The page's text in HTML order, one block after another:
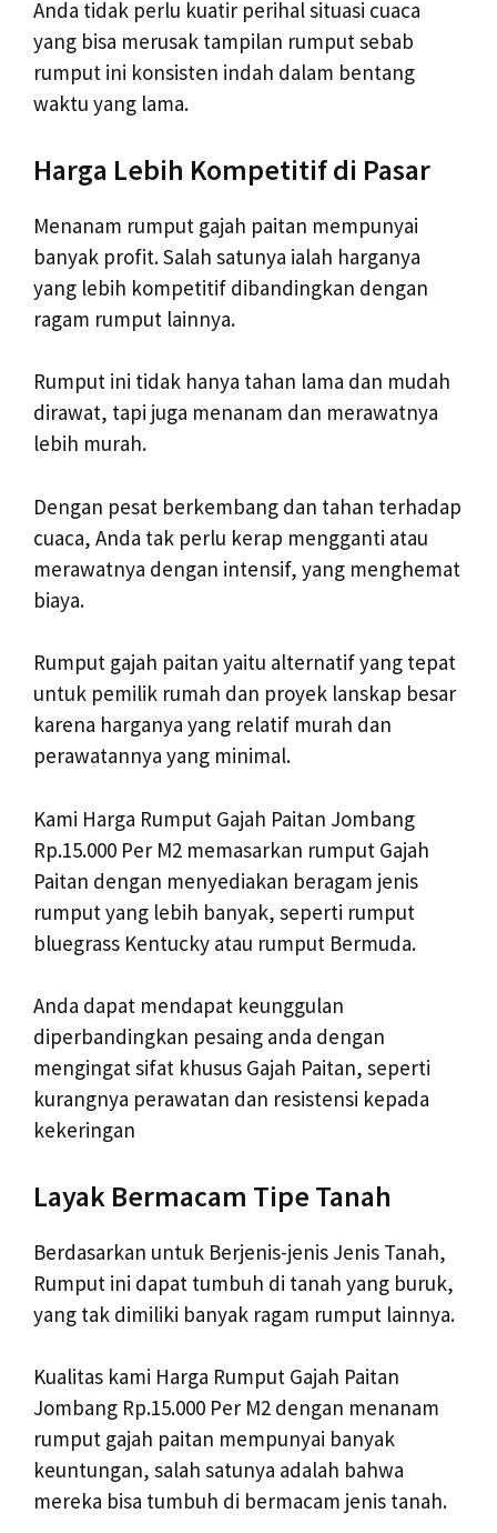
Anda tidak perlu kuatir perihal situasi cuaca
yang bisa merusak tampilan rumput sebab
rumput ini konsisten indah dalam bentang
waktu yang lama.
Harga Lebih Kompetitif di Pasar
Menanam rumput gajah paitan mempunyai
banyak profit. Salah satunya ialah harganya
yang lebih kompetitif dibandingkan dengan
ragam rumput lainnya.
Rumput ini tidak hanya tahan lama dan mudah
dirawat, tapi juga menanam dan merawatnya
lebih murah.
Dengan pesat berkembang dan tahan terhadap
cuaca, Anda tak perlu kerap mengganti atau
merawatnya dengan intensif, yang menghemat
biaya.
Rumput gajah paitan yaitu alternatif yang tepat
untuk pemilik rumah dan proyek lanskap besar
karena harganya yang relatif murah dan
perawatannya yang minimal.
Kami Harga Rumput Gajah Paitan Jombang
Rp.15.000 Per M2 memasarkan rumput Gajah
Paitan dengan menyediakan beragam jenis
rumput yang lebih banyak, seperti rumput
bluegrass Kentucky atau rumput Bermuda.
Anda dapat mendapat keunggulan
diperbandingkan pesaing anda dengan
mengingat sifat khusus Gajah Paitan, seperti
kurangnya perawatan dan resistensi kepada
kekeringan
Layak Bermacam Tipe Tanah
Berdasarkan untuk Berjenis-jenis Jenis Tanah,
Rumput ini dapat tumbuh di tanah yang buruk,
yang tak dimiliki banyak ragam rumput lainnya.
Kualitas kami Harga Rumput Gajah Paitan
Jombang Rp.15.000 Per M2 dengan menanam
rumput gajah paitan mempunyai banyak
keuntungan, salah satunya adalah bahwa
mereka bisa tumbuh di bermacam jenis tanah.